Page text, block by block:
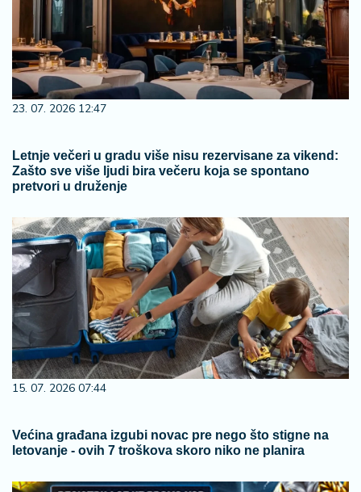
23. 07. 2026 12:47
Letnje večeri u gradu više nisu rezervisane za vikend:
Zašto sve više ljudi bira večeru koja se spontano
pretvori u druženje
15. 07. 2026 07:44
Većina građana izgubi novac pre nego što stigne na
letovanje - ovih 7 troškova skoro niko ne planira